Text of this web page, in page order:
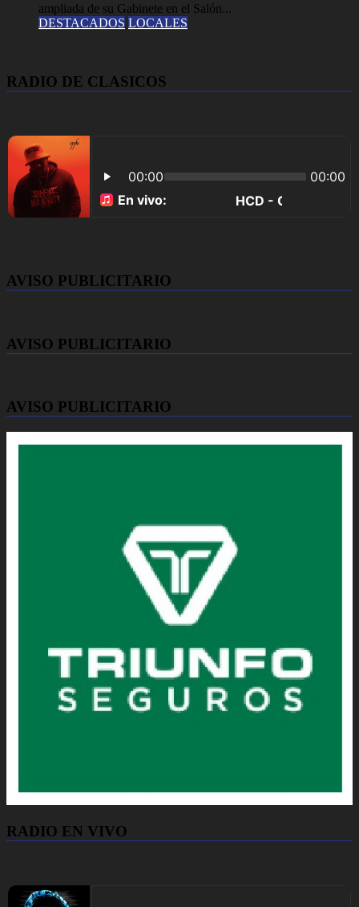
ampliada de su Gabinete en el Salón...
DESTACADOS LOCALES
RADIO DE CLASICOS
AVISO PUBLICITARIO
AVISO PUBLICITARIO
AVISO PUBLICITARIO
RADIO EN VIVO